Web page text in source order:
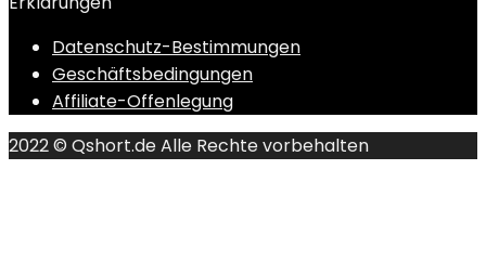
Datenschutz-Bestimmungen
Geschäftsbedingungen
Affiliate-Offenlegung
2022 © Qshort.de Alle Rechte vorbehalten